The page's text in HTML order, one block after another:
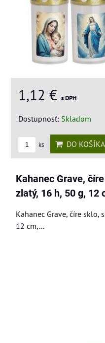
1,12 € s DPH
Dostupnosť: Skladom
ks DO KOŠÍKA
Kahanec Grave,
zlatý, 16 h, 50 g, 12
Kahanec Grave, číre sklo,
12 cm,...